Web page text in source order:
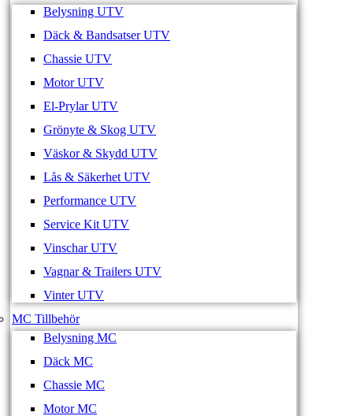
Belysning UTV
Däck & Bandsatser UTV
Chassie UTV
Motor UTV
El-Prylar UTV
Grönyte & Skog UTV
Väskor & Skydd UTV
Lås & Säkerhet UTV
Performance UTV
Service Kit UTV
Vinschar UTV
Vagnar & Trailers UTV
Vinter UTV
MC Tillbehör
Belysning MC
Däck MC
Chassie MC
Motor MC